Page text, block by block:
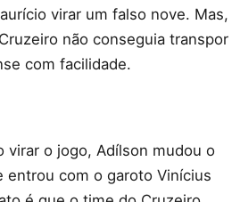
virar um falso nove. Mas,
não conseguia transpor
com facilidade.
virar o jogo, Adílson mudou o
entrou com o garoto Vinícius